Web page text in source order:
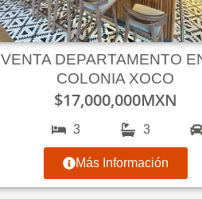
VENTA DEPARTAMENTO
COLONIA XOCO
$17,000,000MXN
3 3
Más Información